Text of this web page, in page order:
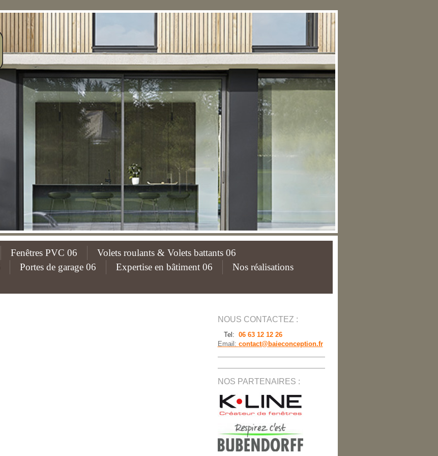
Fenêtres PVC 06
Volets roulants & Volets battants 06
Portes de garage 06 Expertise en bâtiment 06
Nos réalisations
NOUS CONTACTEZ :
Tel: 06 63 12 12 26
Email: contact@baieconception.fr
NOS PARTENAIRES :